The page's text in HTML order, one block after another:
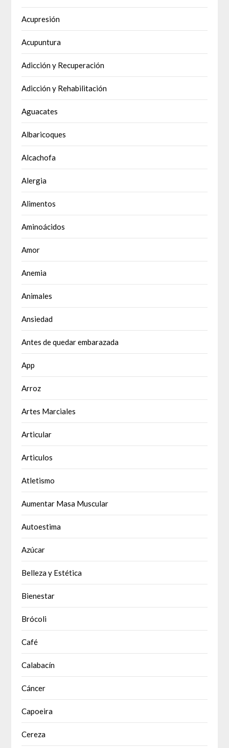
Acupresión
Acupuntura
Adicción y Recuperación
Adicción y Rehabilitación
Aguacates
Albaricoques
Alcachofa
Alergia
Alimentos
Aminoácidos
Amor
Anemia
Animales
Ansiedad
Antes de quedar embarazada
App
Arroz
Artes Marciales
Articular
Articulos
Atletismo
Aumentar Masa Muscular
Autoestima
Azúcar
Belleza y Estética
Bienestar
Brócoli
Café
Calabacín
Cáncer
Capoeira
Cereza